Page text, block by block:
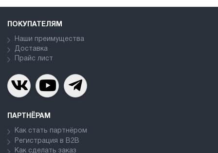
ПОКУПАТЕЛЯМ
Наши преимущества
Доставка
Прайс лист
ПАРТНЁРАМ
Как стать партнёром
Регистрация в В2В
Как сделать заказ